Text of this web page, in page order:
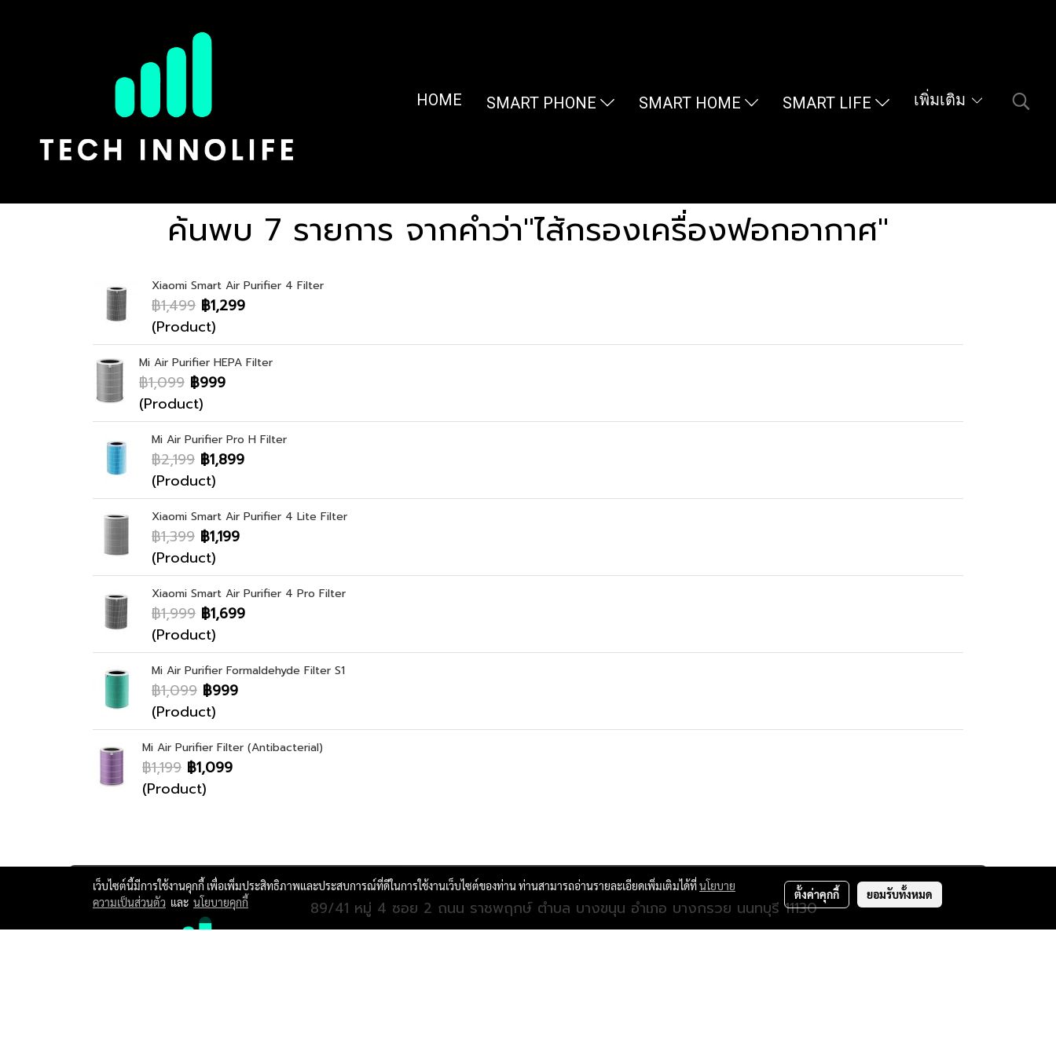
HOME SMART PHONE SMART HOME SMART LIFE เพิ่มเติม
ค้นพบ 7 รายการ จากคำว่า"ไส้กรองเครื่องฟอกอากาศ"
Xiaomi Smart Air Purifier 4 Filter
฿1,499 ฿1,299
(Product)
Mi Air Purifier HEPA Filter
฿1,099 ฿999
(Product)
Mi Air Purifier Pro H Filter
฿2,199 ฿1,899
(Product)
Xiaomi Smart Air Purifier 4 Lite Filter
฿1,399 ฿1,199
(Product)
Xiaomi Smart Air Purifier 4 Pro Filter
฿1,999 ฿1,699
(Product)
Mi Air Purifier Formaldehyde Filter S1
฿1,099 ฿999
(Product)
Mi Air Purifier Filter (Antibacterial)
฿1,199 ฿1,099
(Product)
89/41 หมู่ 4 ซอย 2 ถนน ราชพฤกษ์ ตำบล บางขนุน อำเภอ บางกรวย นนทบุรี 11130
เว็บไซต์นี้มีการใช้งานคุกกี้ เพื่อเพิ่มประสิทธิภาพและประสบการณ์ที่ดีในการใช้งานเว็บไซต์ของท่าน ท่านสามารถอ่านรายละเอียดเพิ่มเติมได้ที่นโยบาย
ความเป็นส่วนตัว และ นโยบายคุกกี้
ตั้งค่าคุกกี้ ยอมรับทั้งหมด